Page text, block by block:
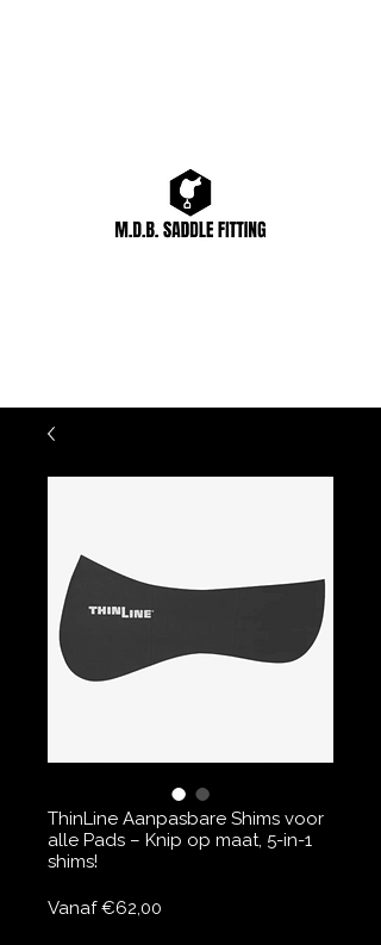
ThinLine Aanpasbare Shims voor
alle Pads – Knip op maat, 5-in-1
shims!
Vanaf€62,00